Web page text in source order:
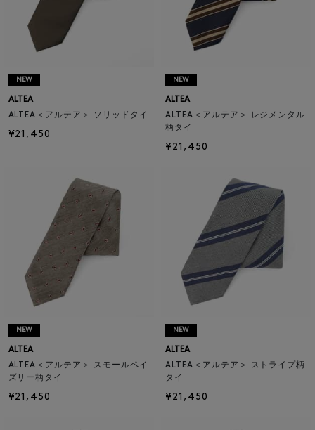
NEW
ALTEA
ALTEA＜アルテア＞ ソリッドタイ
¥21,450
NEW
ALTEA
ALTEA＜アルテア＞ レジメンタル
柄タイ
¥21,450
NEW
ALTEA
ALTEA＜アルテア＞ スモールペイ
ズリー柄タイ
¥21,450
NEW
ALTEA
ALTEA＜アルテア＞ ストライプ柄
タイ
¥21,450